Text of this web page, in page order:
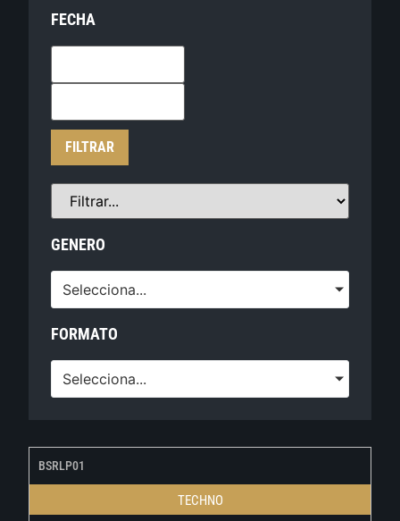
FECHA
FILTRAR
GENERO
Selecciona...
FORMATO
Selecciona...
BSRLP01
TECHNO